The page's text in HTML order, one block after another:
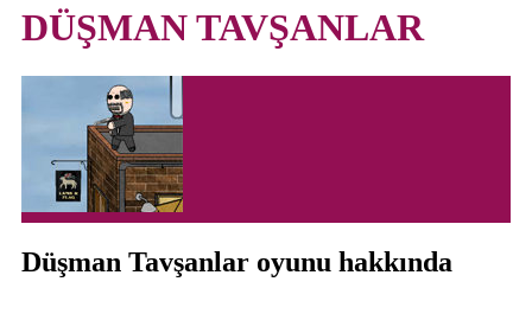
DÜŞMAN TAVŞANLAR
Düşman Tavşanlar oyunu hakkında